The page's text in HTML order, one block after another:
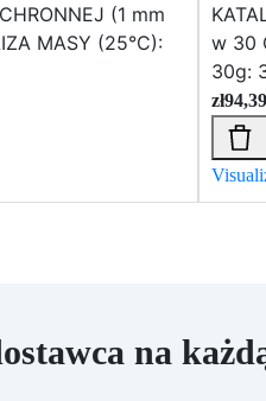
(1 mm
MASY (25°C):
w 30
30g:
zł94,39
na